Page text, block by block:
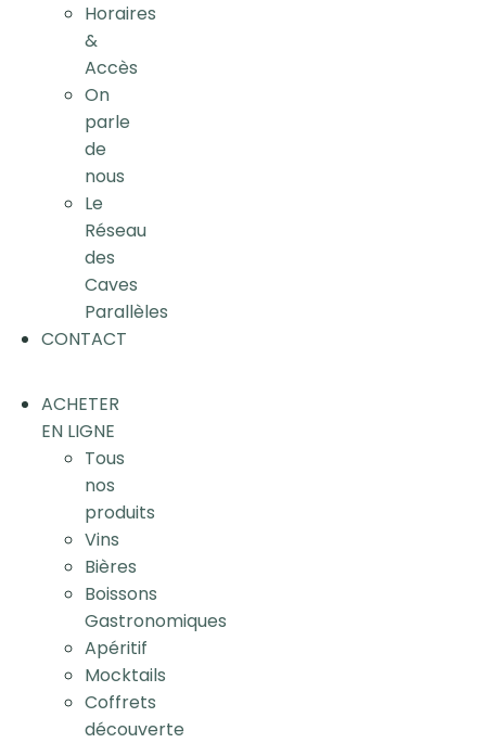
Horaires
&
Accès
On
parle
de
nous
Le
Réseau
des
Caves
Parallèles
CONTACT
ACHETER
EN LIGNE
Tous
nos
produits
Vins
Bières
Boissons
Gastronomiques
Apéritif
Mocktails
Coffrets
découverte